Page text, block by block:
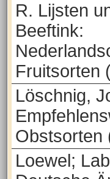
R. Lijsten
Beeftink:
Fruitsorten
Löschnig,
Obstsorten
Loewel;